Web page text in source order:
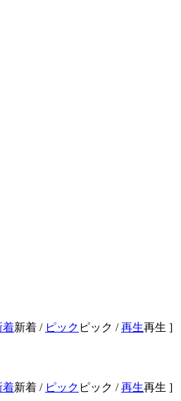
着新着 / ピック ピック /再生再生 ]
着新着 / ピック ピック /再生再生 ]